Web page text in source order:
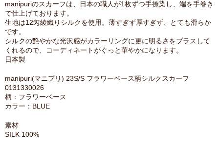
manipuriのスカーフは、日本の職人が1枚ずつ手捺染し、端を手巻き
で仕上げております。
生地は12匁綾織りシルクを使用。薄すぎず厚すぎず、とても滑らか
です。
シルクの艶やかな光沢感がカラーリングに更に明るさをプラスして
くれるので、コーディネートがぐっと華やかになります。
日本製
manipuri(マニプリ) 23S/S フラワーベース柄シルクスカーフ
0131330026
柄：フラワーベース
カラー：BLUE
素材
SILK 100%